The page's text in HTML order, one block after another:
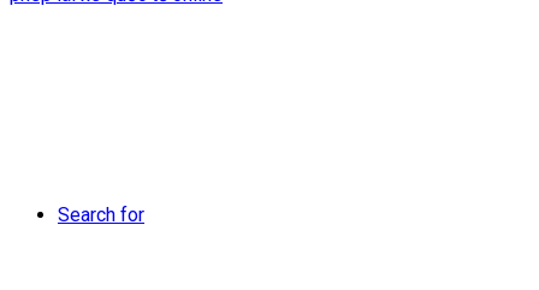
Search for